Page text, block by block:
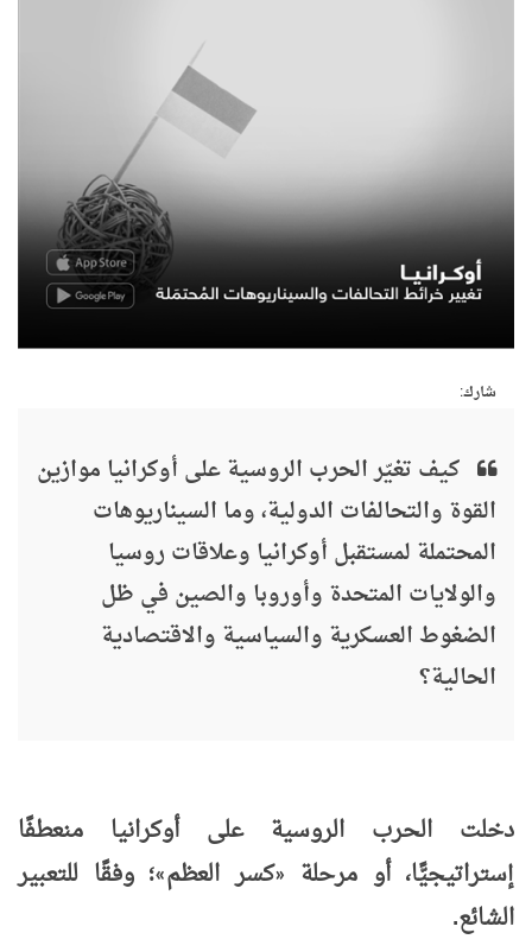
شارك:
كيف تغيّر الحرب الروسية على أوكرانيا موازين
القوة والتحالفات الدولية، وما السيناريوهات
المحتملة لمستقبل أوكرانيا وعلاقات روسيا
والولايات المتحدة وأوروبا والصين في ظل
الضغوط العسكرية والسياسية والاقتصادية
الحالية؟
دخلت الحرب الروسية على أوكرانيا منعطفًا
إستراتيجيًّا، أو مرحلة
«كسر العظم»؛ وفقًا للتعبير
الشائع.